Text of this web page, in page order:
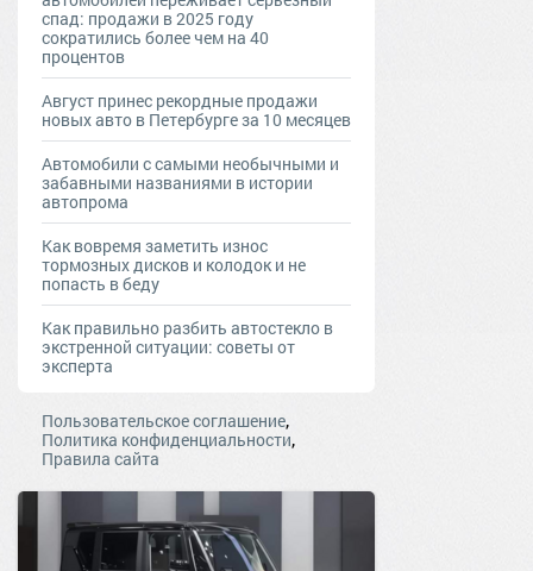
спад: продажи в 2025 году
сократились более чем на 40
процентов
Август принес рекордные продажи
новых авто в Петербурге за 10 месяцев
Автомобили с самыми необычными и
забавными названиями в истории
автопрома
Как вовремя заметить износ
тормозных дисков и колодок и не
попасть в беду
Как правильно разбить автостекло в
экстренной ситуации: советы от
эксперта
Пользовательское соглашение,
Политика конфиденциальности,
Правила сайта